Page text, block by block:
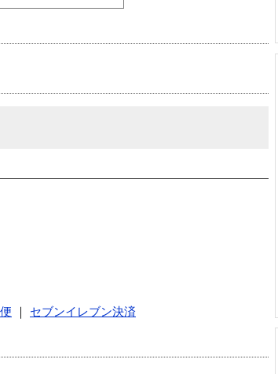
セブンイレブン決済